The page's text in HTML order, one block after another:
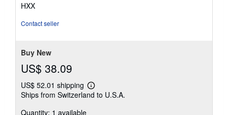
HXX
Contact seller
Buy New
US$ 38.09
US$ 52.01 shipping
Learn
more
Ships from Switzerland to U.S.A.
Quantity: 1 available